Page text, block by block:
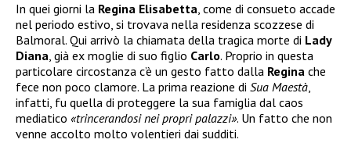
In quei giorni la Regina Elisabetta, come di consueto accade
nel periodo estivo, si trovava nella residenza scozzese di
Balmoral. Qui arrivò la chiamata della tragica morte di Lady
Diana, già ex moglie di suo figlio Carlo. Proprio in questa
particolare circostanza c’è un gesto fatto dalla Regina che
fece non poco clamore. La prima reazione di Sua Maestà,
infatti, fu quella di proteggere la sua famiglia dal caos
mediatico «trincerandosi nei propri palazzi». Un fatto che non
venne accolto molto volentieri dai sudditi.